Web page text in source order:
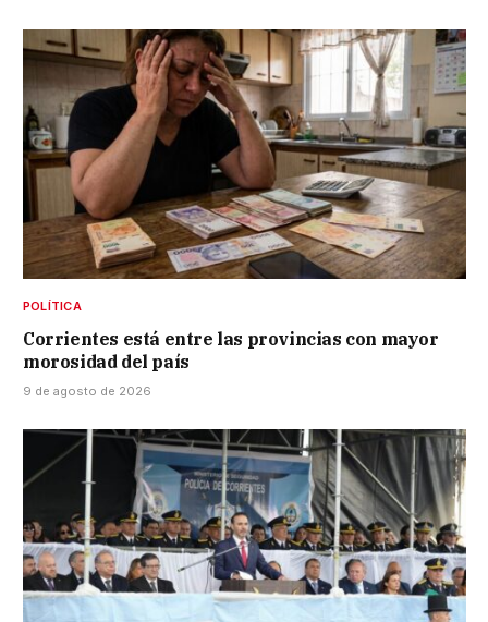
POLÍTICA
Corrientes está entre las provincias con mayor
morosidad del país
9 de agosto de 2026